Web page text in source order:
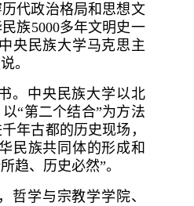
代政治格局和思想文
族5000多年文明史一
央民族大学马克思主
。
。中央民族大学以北
“第二个结合”为方法
年古都的历史现场，
民族共同体的形成和
趋、历史必然”。
哲学与宗教学学院、